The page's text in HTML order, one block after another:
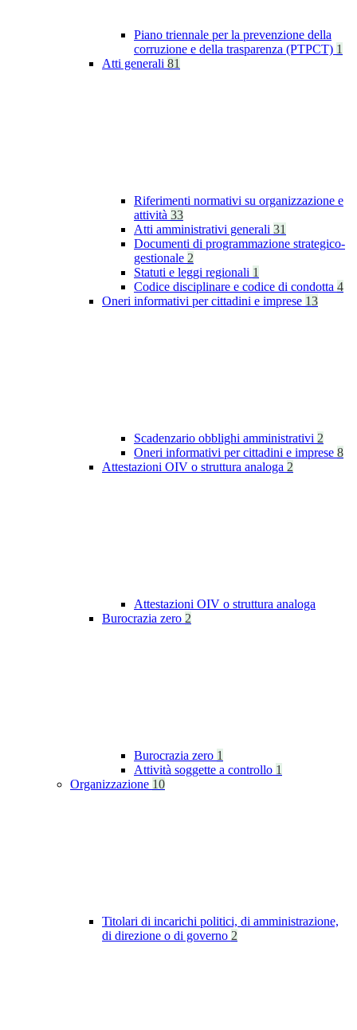
Piano triennale per la prevenzione della
corruzione e della trasparenza (PTPCT) 1
Atti generali 81
Riferimenti normativi su organizzazione e
attività 33
Atti amministrativi generali 31
Documenti di programmazione strategico-
gestionale 2
Statuti e leggi regionali 1
Codice disciplinare e codice di condotta 4
Oneri informativi per cittadini e imprese 13
Scadenzario obblighi amministrativi 2
Oneri informativi per cittadini e imprese 8
Attestazioni OIV o struttura analoga 2
Attestazioni OIV o struttura analoga
Burocrazia zero 2
Burocrazia zero 1
Attività soggette a controllo 1
Organizzazione 10
Titolari di incarichi politici, di amministrazione,
di direzione o di governo 2